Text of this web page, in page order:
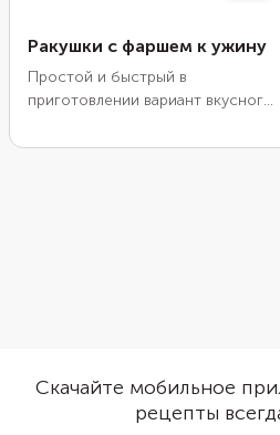
Ракушки с фаршем к ужину
Простой и быстрый в
приготовлении вариант вкусного
предоставлен блогером lidaieda.
Скачайте мобильное
рецепты